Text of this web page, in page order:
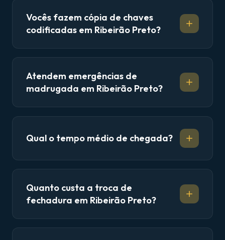
Vocês fazem cópia de chaves
codificadas em Ribeirão Preto?
Atendem emergências de
madrugada em Ribeirão Preto?
Qual o tempo médio de chegada?
Quanto custa a troca de
fechadura em Ribeirão Preto?